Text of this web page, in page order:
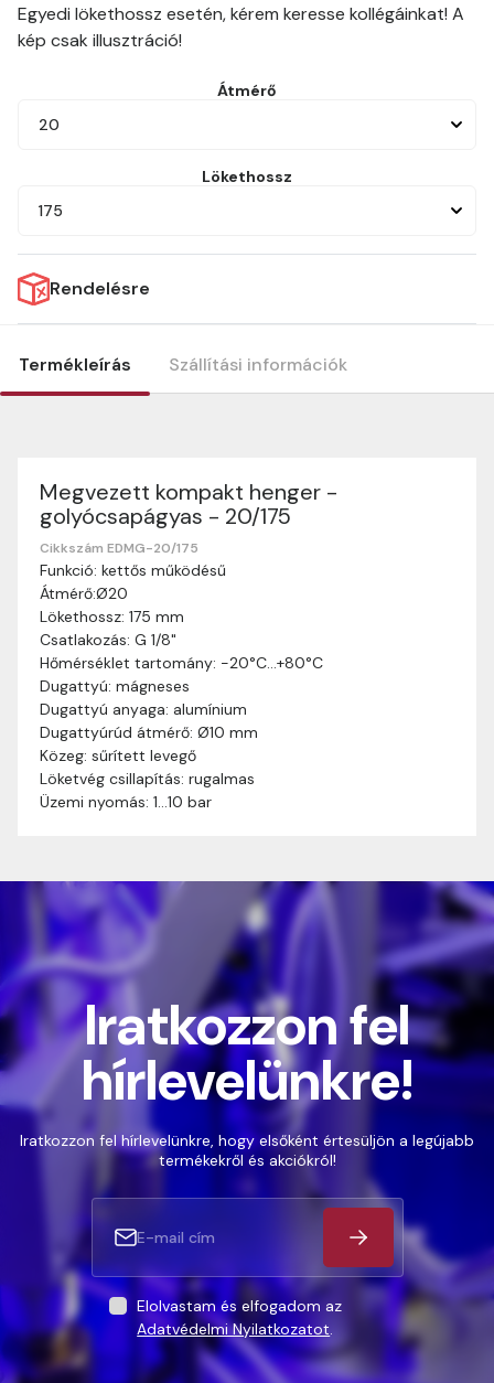
Egyedi lökethossz esetén, kérem keresse kollégáinkat! A
kép csak illusztráció!
Átmérő
20
Lökethossz
175
Rendelésre
Termékleírás Szállítási információk
Megvezett kompakt henger -
golyócsapágyas - 20/175
Cikkszám EDMG-20/175
Funkció: kettős működésű
Átmérő:Ø20
Lökethossz: 175 mm
Csatlakozás: G 1/8"
Hőmérséklet tartomány: -20°C…+80°C
Dugattyú: mágneses
Dugattyú anyaga: alumínium
Dugattyúrúd átmérő: Ø10 mm
Közeg: sűrített levegő
Löketvég csillapítás: rugalmas
Üzemi nyomás: 1…10 bar
Szállítási információk
Nagyon köszönjük, hogy webshopunkat választottátok
vásárlásaitokhoz. Az alábbiakban megtaláljátok szállítási
információinkat, hogy a vásárlásotok gördülékenyen és
zökkenőmentesen történhessen.
Szállítási idő:
munkanapon belül kézbesítjük. Amennyiben
valamilyen okból kifolyólag a szállítás hosszabb
ideig tart, előre értesítünk benneteket.
Szállítási díj: A szállítási díj függ a termék súlyától
és a szállítási cím távolságától. A pontos szállítási
díjat a vásárlás folyamata során megtekinthetitek,
mielőtt a rendelést véglegesítitek.
Iratkozzon fel
hírlevelünkre!
Iratkozzon fel hírlevelünkre, hogy elsőként értesüljön a legújabb
termékekről és akciókról!
Elolvastam és elfogadom az
Adatvédelmi Nyilatkozatot.